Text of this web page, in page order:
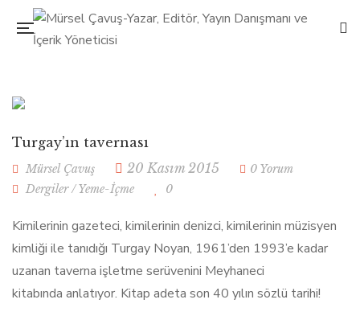
Turgay’ın tavernası
Mürsel Çavuş 20 Kasım 2015
0 Yorum
Dergiler/Yeme-İçme 0
Kimilerinin gazeteci, kimilerinin denizci, kimilerinin müzisyen
kimliği ile tanıdığı Turgay Noyan, 1961’den 1993’e kadar
uzanan taverna işletme serüvenini Meyhaneci
kitabında anlatıyor. Kitap adeta son 40 yılın sözlü tarihi!